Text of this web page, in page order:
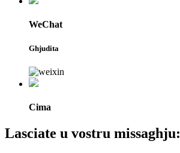
WeChat
Ghjudita
Cima
Lasciate u vostru missaghju: